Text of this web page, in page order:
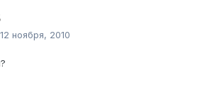
12 ноября, 2010